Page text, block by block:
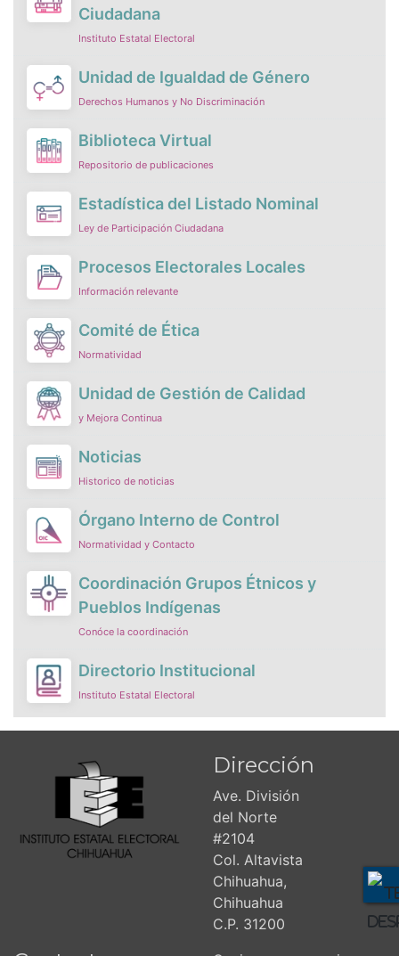
Ciudadana
Instituto Estatal Electoral
Unidad de Igualdad de Género
Derechos Humanos y No Discriminación
Biblioteca Virtual
Repositorio de publicaciones
Estadística del Listado Nominal
Ley de Participación Ciudadana
Procesos Electorales Locales
Información relevante
Comité de Ética
Normatividad
Unidad de Gestión de Calidad
y Mejora Continua
Noticias
Historico de noticias
Órgano Interno de Control
Normatividad y Contacto
Coordinación Grupos Étnicos y
Pueblos Indígenas
Conóce la coordinación
Directorio Institucional
Instituto Estatal Electoral
Dirección
Ave. División
del Norte
#2104
Col. Altavista
Chihuahua,
Chihuahua
C.P. 31200